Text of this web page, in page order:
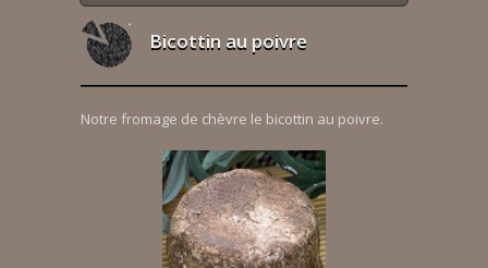
Bicottin au poivre
Notre fromage de chèvre le bicottin au poivre.